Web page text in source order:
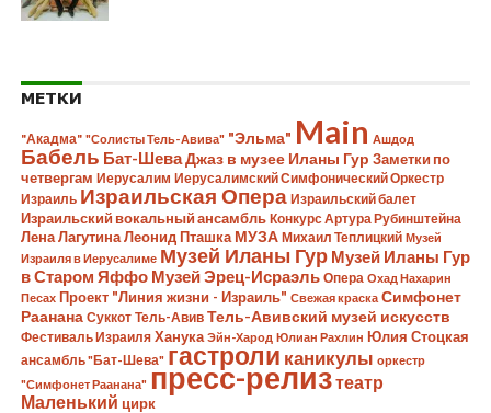
МЕТКИ
"Акадма" "Солисты Тель-Авива" "Эльма" Main Ашдод
Бабель Бат-ШеваДжаз в музее Иланы Гур Заметки по
четвергам Иерусалим Иерусалимский Симфонический Оркестр
Израиль Израильская Опера Израильский балет
Израильский вокальный ансамбль Конкурс Артура Рубинштейна
Лена Лагутина Леонид Пташка МУЗА Михаил Теплицкий Музей
Израиля в Иерусалиме Музей Иланы Гур Музей Иланы Гур
в Старом Яффо Музей Эрец-Исраэль Опера Охад Нахарин
Песах Проект "Линия жизни - Израиль" Свежая краска Симфонет
Раанана Суккот Тель-Авив Тель-Авивский музей искусств
Фестиваль Израиля Ханука Эйн-Харод Юлиан Рахлин Юлия Стоцкая
ансамбль "Бат-Шева" гастроли каникулы оркестр
"Симфонет Раанана" пресс-релизтеатр
Маленький цирк